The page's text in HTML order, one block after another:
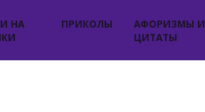
НА
ПРИКОЛЫ
АФОРИЗМЫ И
ЦИТАТЫ